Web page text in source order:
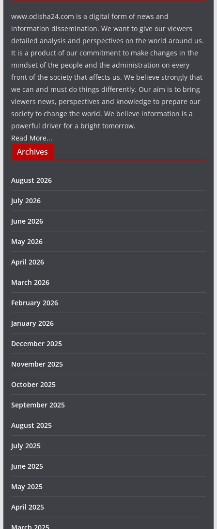
www.odisha24.com is a digital form of news and
information dissemination. We want to give our viewers
detailed analysis and perspectives on the world around us.
It is a product of our commitment to make changes in the
mindset of the people and the administration on every
front of the society that affects us. We believe strongly that
we can and must do things differently. Our aim is to bring
viewers news, perspectives and knowledge to prepare our
society to change the world. We believe information is a
powerful driver for a bright tomorrow.
Read More...
Archives
August 2026
July 2026
June 2026
May 2026
April 2026
March 2026
February 2026
January 2026
December 2025
November 2025
October 2025
September 2025
August 2025
July 2025
June 2025
May 2025
April 2025